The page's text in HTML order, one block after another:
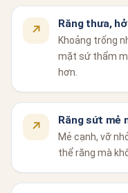
↗ Răng thưa,
Khoảng trống
mặt sứ thẩm
hơn.
↗ Răng sứt mẻ
Mẻ cạnh, vỡ
thể răng mà